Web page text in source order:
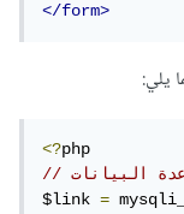
</form>
يلي:
<?
البيانات
$link =